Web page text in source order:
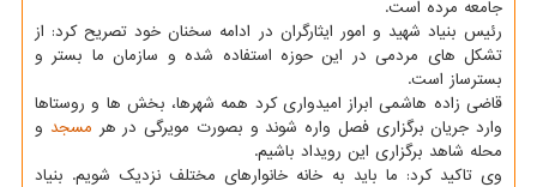
جامعه مرده است.
رئیس بنیاد شهید و امور ایثارگران در ادامه سخنان خود تصریح کرد: از
تشکل های مردمی در این حوزه استفاده شده و سازمان ما بستر و
بسترساز است.
قاضی زاده هاشمی ابراز امیدواری کرد همه شهرها، بخش ها و روستاها
وارد جریان برگزاری فصل واره شوند و بصورت مویرگی در هر مسجد و
محله شاهد برگزاری این رویداد باشیم.
وی تاکید کرد: ما باید به خانه خانوارهای مختلف نزدیک شویم. بنیاد